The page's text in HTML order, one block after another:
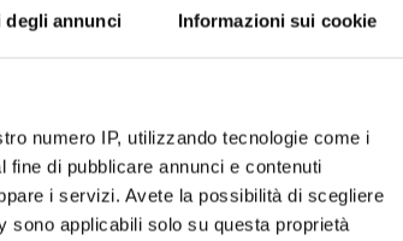
degli annunci Informazioni sui cookie
numero IP, utilizzando tecnologie come i
di pubblicare annunci e contenuti
i servizi. Avete la possibilità di scegliere
applicabili solo su questa proprietà